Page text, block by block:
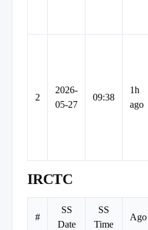
2
2026-
05-27
09:38
1h
ago
IRCTC
#
SS
Date
SS
Time
Ago